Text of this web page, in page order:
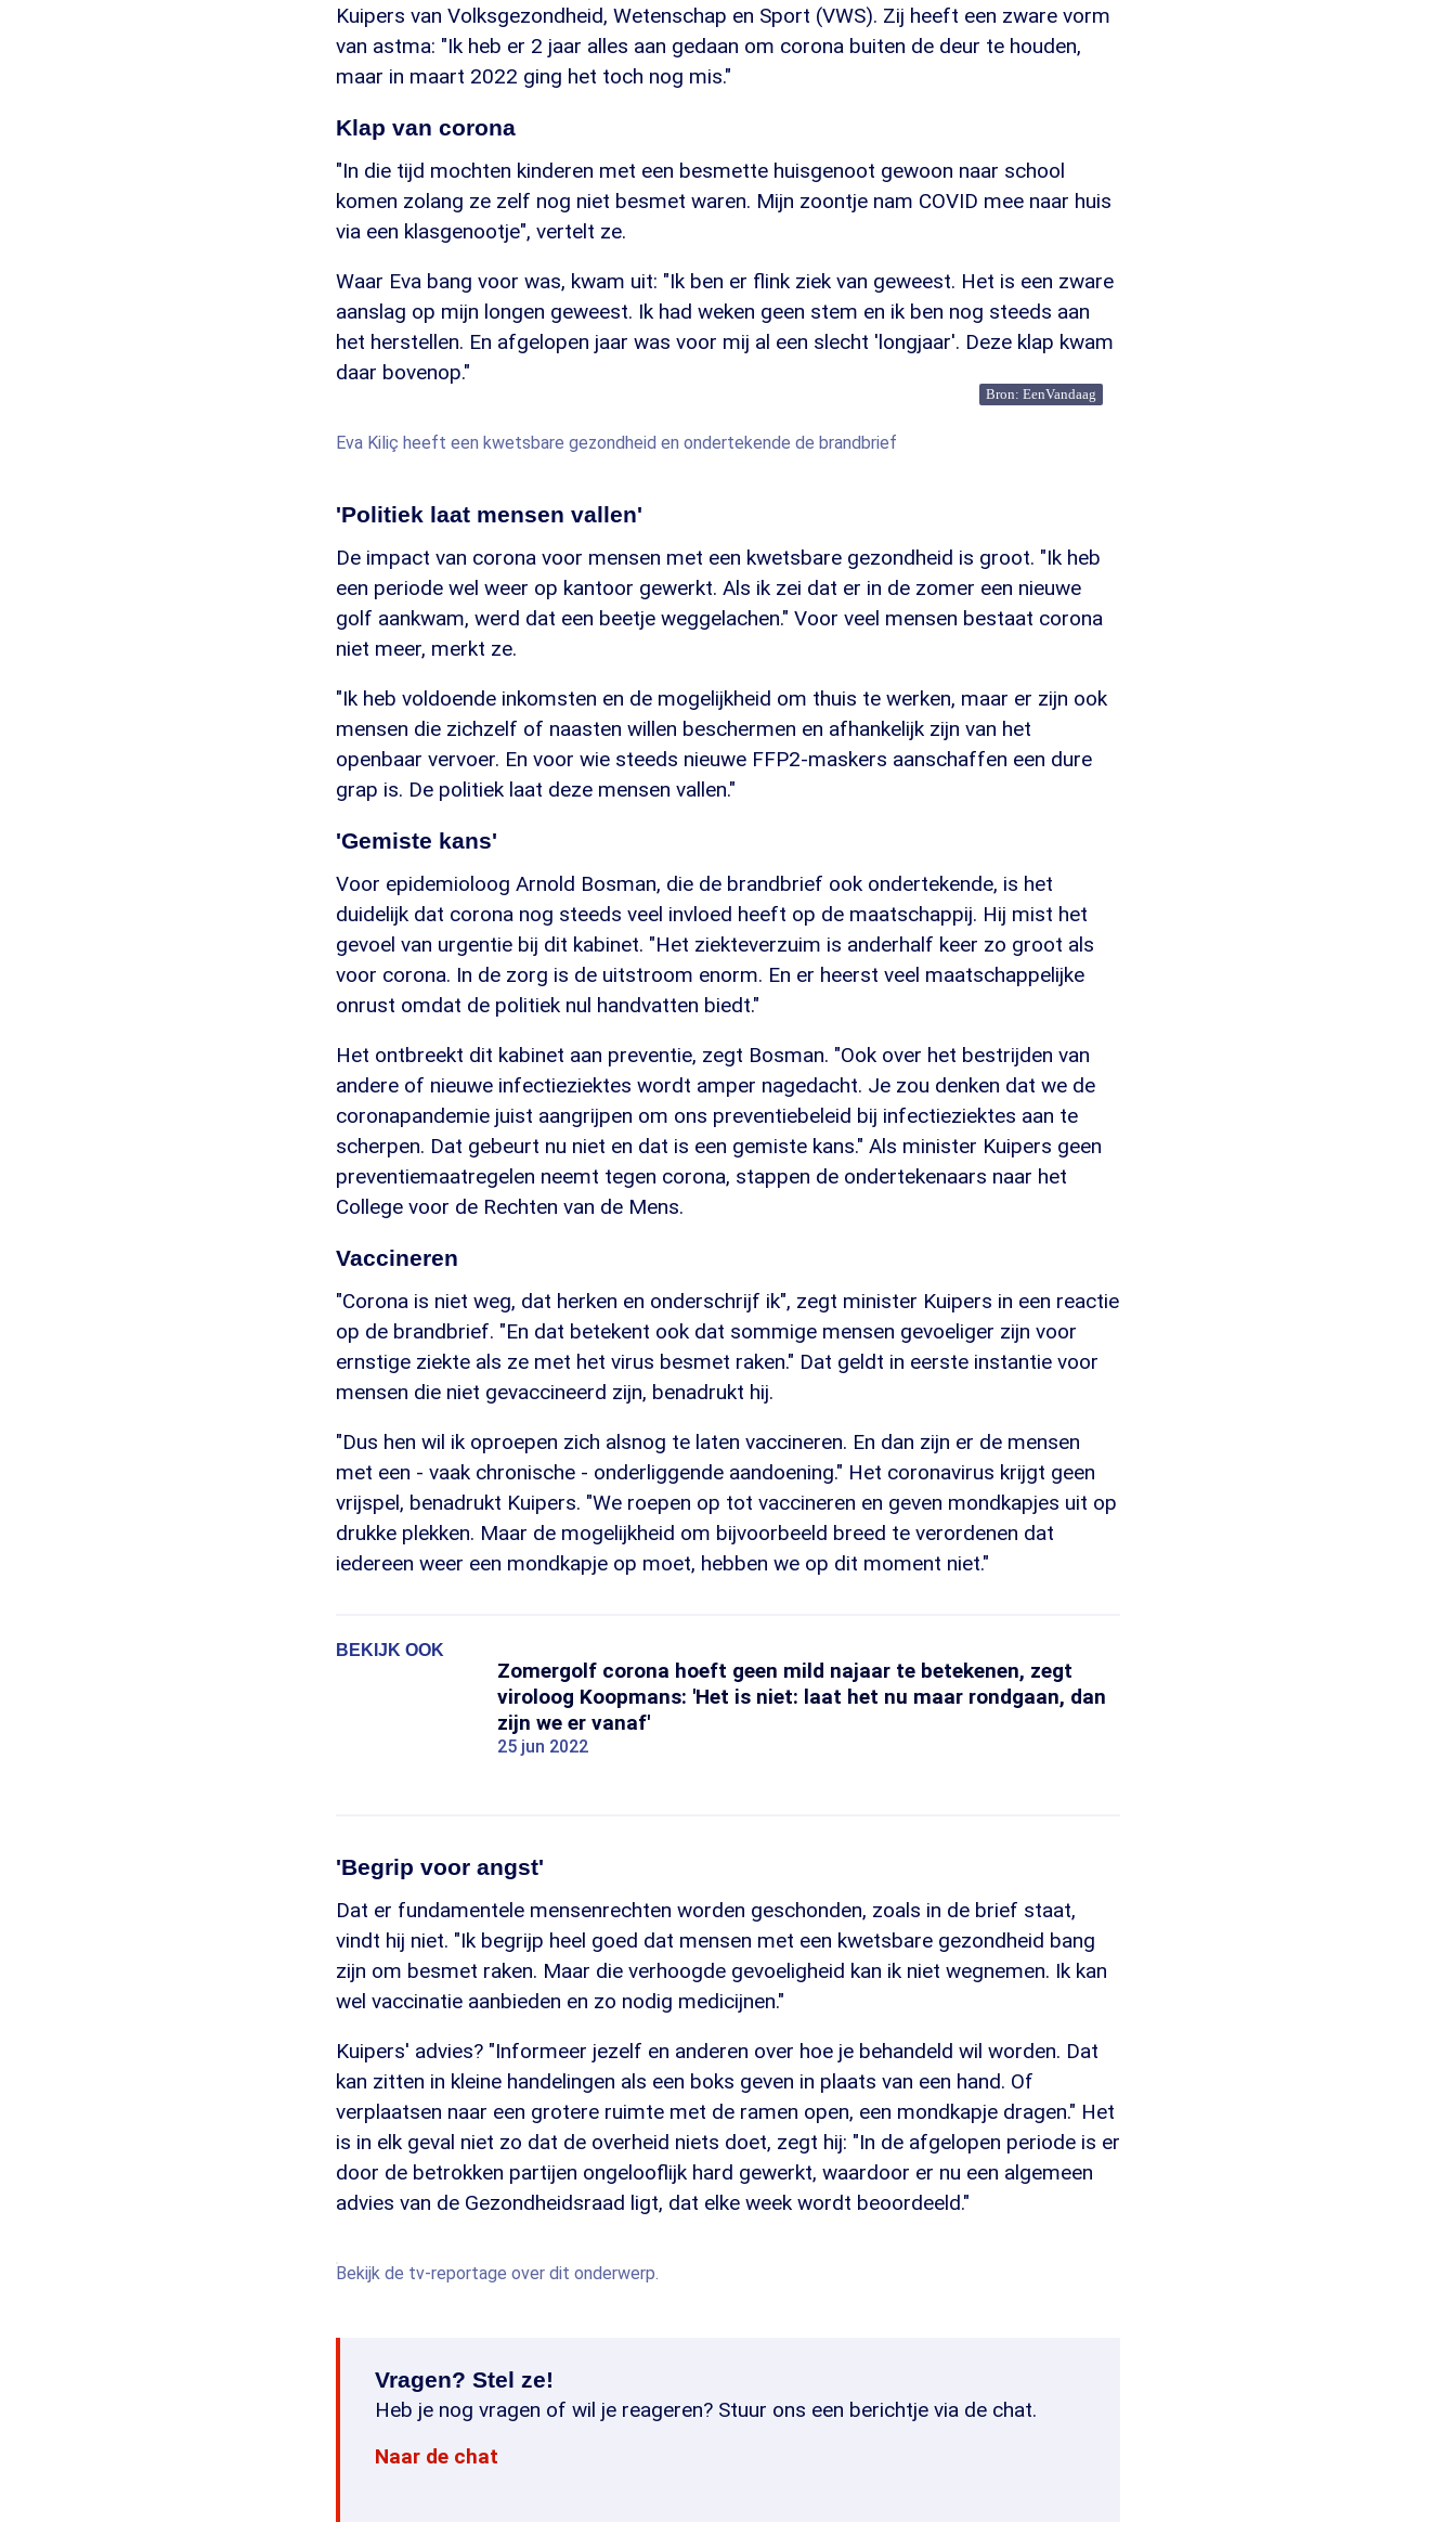
Kuipers van Volksgezondheid, Wetenschap en Sport (VWS). Zij heeft een zware vorm
van astma: "Ik heb er 2 jaar alles aan gedaan om corona buiten de deur te houden,
maar in maart 2022 ging het toch nog mis."
Klap van corona
"In die tijd mochten kinderen met een besmette huisgenoot gewoon naar school
komen zolang ze zelf nog niet besmet waren. Mijn zoontje nam COVID mee naar huis
via een klasgenootje", vertelt ze.
Waar Eva bang voor was, kwam uit: "Ik ben er flink ziek van geweest. Het is een zware
aanslag op mijn longen geweest. Ik had weken geen stem en ik ben nog steeds aan
het herstellen. En afgelopen jaar was voor mij al een slecht 'longjaar'. Deze klap kwam
daar bovenop."
Bron: EenVandaag
Eva Kiliç heeft een kwetsbare gezondheid en ondertekende de brandbrief
'Politiek laat mensen vallen'
De impact van corona voor mensen met een kwetsbare gezondheid is groot. "Ik heb
een periode wel weer op kantoor gewerkt. Als ik zei dat er in de zomer een nieuwe
golf aankwam, werd dat een beetje weggelachen." Voor veel mensen bestaat corona
niet meer, merkt ze.
"Ik heb voldoende inkomsten en de mogelijkheid om thuis te werken, maar er zijn ook
mensen die zichzelf of naasten willen beschermen en afhankelijk zijn van het
openbaar vervoer. En voor wie steeds nieuwe FFP2-maskers aanschaffen een dure
grap is. De politiek laat deze mensen vallen."
'Gemiste kans'
Voor epidemioloog Arnold Bosman, die de brandbrief ook ondertekende, is het
duidelijk dat corona nog steeds veel invloed heeft op de maatschappij. Hij mist het
gevoel van urgentie bij dit kabinet. "Het ziekteverzuim is anderhalf keer zo groot als
voor corona. In de zorg is de uitstroom enorm. En er heerst veel maatschappelijke
onrust omdat de politiek nul handvatten biedt."
Het ontbreekt dit kabinet aan preventie, zegt Bosman. "Ook over het bestrijden van
andere of nieuwe infectieziektes wordt amper nagedacht. Je zou denken dat we de
coronapandemie juist aangrijpen om ons preventiebeleid bij infectieziektes aan te
scherpen. Dat gebeurt nu niet en dat is een gemiste kans." Als minister Kuipers geen
preventiemaatregelen neemt tegen corona, stappen de ondertekenaars naar het
College voor de Rechten van de Mens.
Vaccineren
"Corona is niet weg, dat herken en onderschrijf ik", zegt minister Kuipers in een reactie
op de brandbrief. "En dat betekent ook dat sommige mensen gevoeliger zijn voor
ernstige ziekte als ze met het virus besmet raken." Dat geldt in eerste instantie voor
mensen die niet gevaccineerd zijn, benadrukt hij.
"Dus hen wil ik oproepen zich alsnog te laten vaccineren. En dan zijn er de mensen
met een - vaak chronische - onderliggende aandoening." Het coronavirus krijgt geen
vrijspel, benadrukt Kuipers. "We roepen op tot vaccineren en geven mondkapjes uit op
drukke plekken. Maar de mogelijkheid om bijvoorbeeld breed te verordenen dat
iedereen weer een mondkapje op moet, hebben we op dit moment niet."
BEKIJK OOK
Zomergolf corona hoeft geen mild najaar te betekenen, zegt
viroloog Koopmans: 'Het is niet: laat het nu maar rondgaan, dan
zijn we er vanaf'
25 jun 2022
'Begrip voor angst'
Dat er fundamentele mensenrechten worden geschonden, zoals in de brief staat,
vindt hij niet. "Ik begrijp heel goed dat mensen met een kwetsbare gezondheid bang
zijn om besmet raken. Maar die verhoogde gevoeligheid kan ik niet wegnemen. Ik kan
wel vaccinatie aanbieden en zo nodig medicijnen."
Kuipers' advies? "Informeer jezelf en anderen over hoe je behandeld wil worden. Dat
kan zitten in kleine handelingen als een boks geven in plaats van een hand. Of
verplaatsen naar een grotere ruimte met de ramen open, een mondkapje dragen." Het
is in elk geval niet zo dat de overheid niets doet, zegt hij: "In de afgelopen periode is er
door de betrokken partijen ongelooflijk hard gewerkt, waardoor er nu een algemeen
advies van de Gezondheidsraad ligt, dat elke week wordt beoordeeld."
Bekijk de tv-reportage over dit onderwerp.
Vragen? Stel ze!
Heb je nog vragen of wil je reageren? Stuur ons een berichtje via de chat.
Naar de chat